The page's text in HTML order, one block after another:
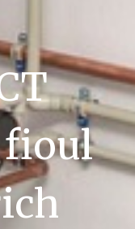
fioul